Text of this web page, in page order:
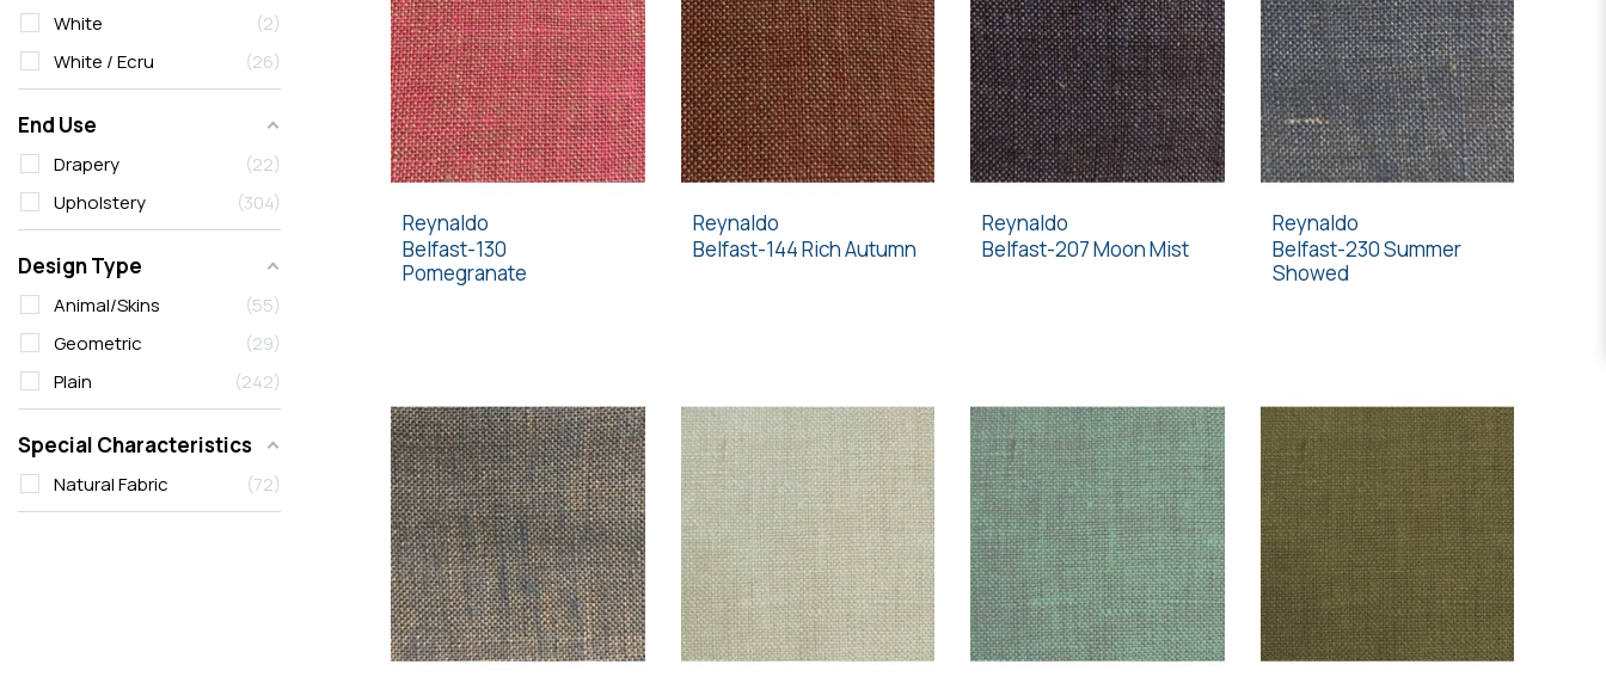
Reynaldo
Belfast-130
Pomegranate
Reynaldo
Belfast-144 Rich Autumn
Reynaldo
Belfast-207 Moon Mist
Reynaldo
Belfast-230 Summer
Showed
White
2
White / Ecru
26
End Use
Drapery
22
Upholstery
304
Design Type
Animal/Skins
55
Geometric
29
Plain
242
Special Characteristics
Natural Fabric 72